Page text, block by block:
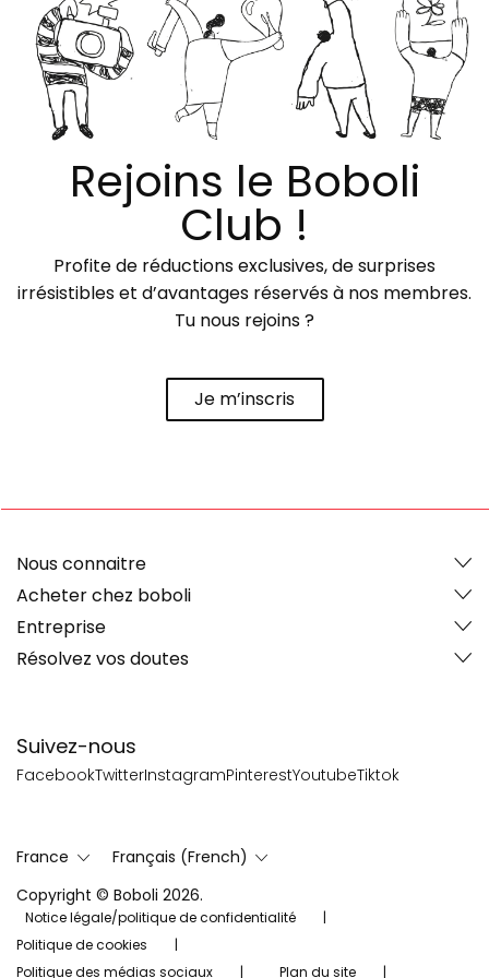
Rejoins le Boboli
Club !
Profite de réductions exclusives, de surprises
irrésistibles et d’avantages réservés à nos membres.
Tu nous rejoins ?
Je m’inscris
Suivez-nous
FacebookTwitterInstagramPinterestYoutubeTiktok
Nous connaitre
Acheter chez boboli
Entreprise
Résolvez vos doutes
France
Français (French)
Copyright © Boboli 2026.
Notice légale/politique de confidentialité
Politique de cookies
Politique des médias sociaux
Plan du site